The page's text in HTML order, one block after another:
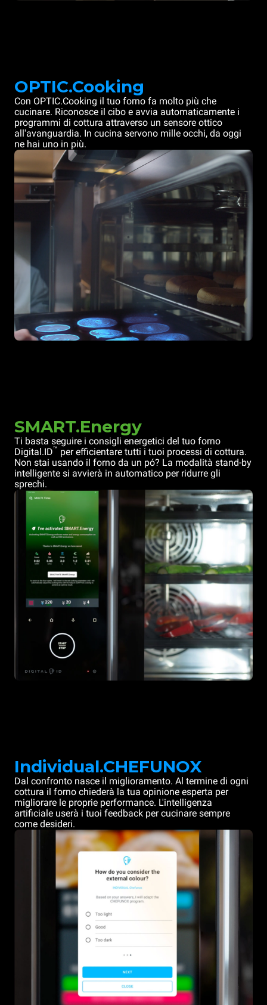
OPTIC.Cooking
Con OPTIC.Cooking il tuo forno fa molto più che
cucinare. Riconosce il cibo e avvia automaticamente i
programmi di cottura attraverso un sensore ottico
all'avanguardia. In cucina servono mille occhi, da oggi
ne hai uno in più.
SMART.Energy
Ti basta seguire i consigli energetici del tuo forno
Digital.ID™ per efficientare tutti i tuoi processi di cottura.
Non stai usando il forno da un pó? La modalità stand-by
intelligente si avvierà in automatico per ridurre gli
sprechi.
Individual.CHEFUNOX
Dal confronto nasce il miglioramento. Al termine di ogni
cottura il forno chiederà la tua opinione esperta per
migliorare le proprie performance. L'intelligenza
artificiale userà i tuoi feedback per cucinare sempre
come desideri.